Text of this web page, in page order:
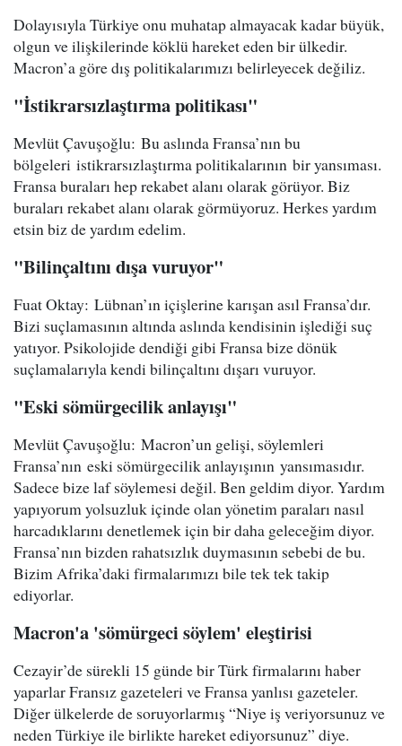
Dolayısıyla Türkiye onu muhatap almayacak kadar büyük,
olgun ve ilişkilerinde köklü hareket eden bir ülkedir.
Macron’a göre dış politikalarımızı belirleyecek değiliz.
"İstikrarsızlaştırma politikası"
Mevlüt Çavuşoğlu: Bu aslında Fransa’nın bu
bölgeleri istikrarsızlaştırma politikalarının bir yansıması.
Fransa buraları hep rekabet alanı olarak görüyor. Biz
buraları rekabet alanı olarak görmüyoruz. Herkes yardım
etsin biz de yardım edelim.
"Bilinçaltını dışa vuruyor"
Fuat Oktay: Lübnan’ın içişlerine karışan asıl Fransa’dır.
Bizi suçlamasının altında aslında kendisinin işlediği suç
yatıyor. Psikolojide dendiği gibi Fransa bize dönük
suçlamalarıyla kendi bilinçaltını dışarı vuruyor.
"Eski sömürgecilik anlayışı"
Mevlüt Çavuşoğlu: Macron’un gelişi, söylemleri
Fransa’nın eski sömürgecilik anlayışının yansımasıdır.
Sadece bize laf söylemesi değil. Ben geldim diyor. Yardım
yapıyorum yolsuzluk içinde olan yönetim paraları nasıl
harcadıklarını denetlemek için bir daha geleceğim diyor.
Fransa’nın bizden rahatsızlık duymasının sebebi de bu.
Bizim Afrika’daki firmalarımızı bile tek tek takip
ediyorlar.
Macron'a 'sömürgeci söylem' eleştirisi
Cezayir’de sürekli 15 günde bir Türk firmalarını haber
yaparlar Fransız gazeteleri ve Fransa yanlısı gazeteler.
Diğer ülkelerde de soruyorlarmış “Niye iş veriyorsunuz ve
neden Türkiye ile birlikte hareket ediyorsunuz” diye.